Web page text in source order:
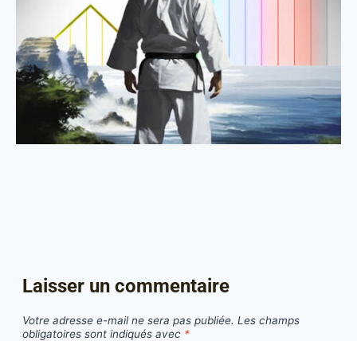
Laisser un commentaire
Votre adresse e-mail ne sera pas publiée. Les champs
obligatoires sont indiqués avec *